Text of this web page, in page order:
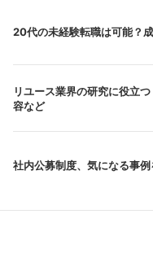
20代の未経験転職は可能？
リユース業界の研究に役立
容など
社内公募制度、気になる事